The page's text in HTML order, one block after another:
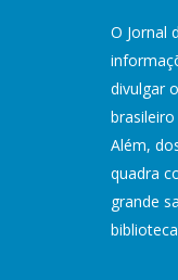
O Jornal
divulgar
Além,
quadra
grande